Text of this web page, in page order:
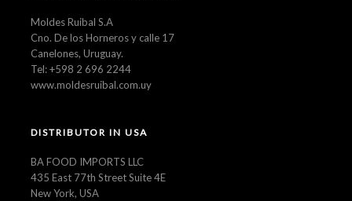
Moldes Ruibal S.A
Cno. De los Horneros y calle 17
Canelones, Uruguay.
Tel: +598 2 696 2244
www.moldesruibal.com.uy
DISTRIBUTOR IN USA
BA FOOD IMPORTS LLC
435 East 77th Street Suite 4E
New York, USA